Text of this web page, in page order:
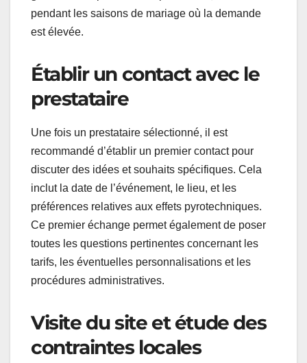
pendant les saisons de mariage où la demande
est élevée.
Établir un contact avec le
prestataire
Une fois un prestataire sélectionné, il est
recommandé d’établir un premier contact pour
discuter des idées et souhaits spécifiques. Cela
inclut la date de l’événement, le lieu, et les
préférences relatives aux effets pyrotechniques.
Ce premier échange permet également de poser
toutes les questions pertinentes concernant les
tarifs, les éventuelles personnalisations et les
procédures administratives.
Visite du site et étude des
contraintes locales